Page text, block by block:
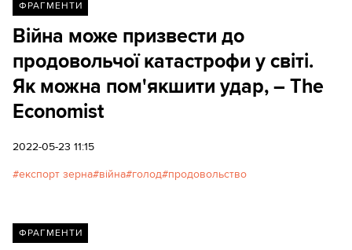
ФРАГМЕНТИ
Війна може призвести до
продовольчої катастрофи у світі.
Як можна пом'якшити удар, – The
Economist
2022-05-23 11:15
експорт зерна війна голод продовольство
ФРАГМЕНТИ